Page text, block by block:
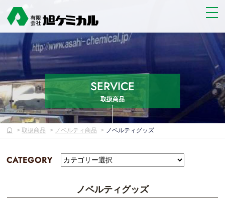
SERVICE
取扱商品
取扱商品 ノベルティ商品 ノベルティグッズ
CATEGORY
ノベルティグッズ